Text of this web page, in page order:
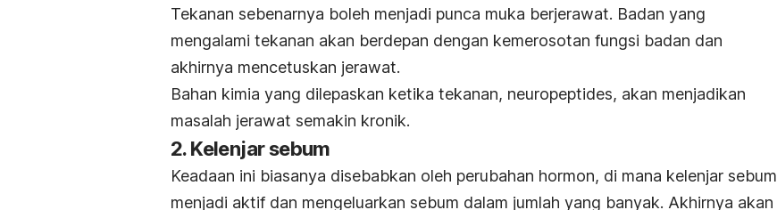
Tekanan sebenarnya boleh menjadi punca muka berjerawat. Badan yang
mengalami tekanan akan berdepan dengan kemerosotan fungsi badan dan
akhirnya mencetuskan jerawat.
Bahan kimia yang dilepaskan ketika tekanan, neuropeptides, akan menjadikan
masalah jerawat semakin kronik.
2. Kelenjar sebum
Keadaan ini biasanya disebabkan oleh perubahan hormon, di mana kelenjar sebum
menjadi aktif dan mengeluarkan sebum dalam jumlah yang banyak. Akhirnya akan